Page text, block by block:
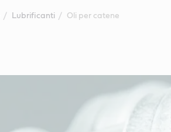
Lubrificanti Oli per catene